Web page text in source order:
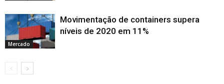
Mercado
Movimentação de containers supera
níveis de 2020 em 11%